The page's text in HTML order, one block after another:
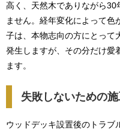
高く、天然木でありながら30
ません。経年変化によって色
子は、本物志向の方にとって
発生しますが、その分だけ愛
ます。
失敗しないための
ウッドデッキ設置後のトラブ